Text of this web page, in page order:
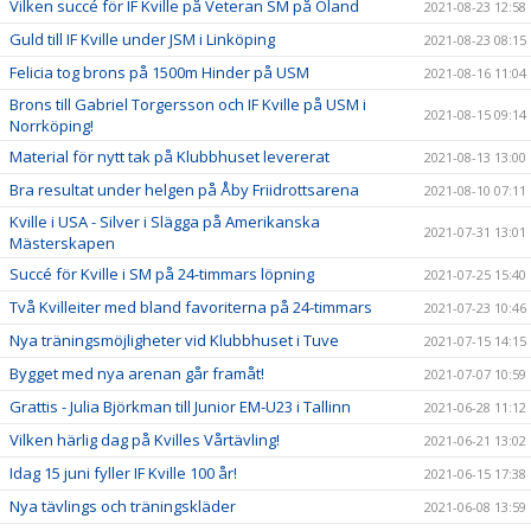
Vilken succé för IF Kville på Veteran SM på Öland 2021-08-23 12:58
Guld till IF Kville under JSM i Linköping 2021-08-23 08:15
Felicia tog brons på 1500m Hinder på USM 2021-08-16 11:04
Brons till Gabriel Torgersson och IF Kville på USM i
Norrköping!
2021-08-15 09:14
Material för nytt tak på Klubbhuset levererat 2021-08-13 13:00
Bra resultat under helgen på Åby Friidrottsarena 2021-08-10 07:11
Kville i USA - Silver i Slägga på Amerikanska
Mästerskapen
2021-07-31 13:01
Succé för Kville i SM på 24-timmars löpning 2021-07-25 15:40
Två Kvilleiter med bland favoriterna på 24-timmars 2021-07-23 10:46
Nya träningsmöjligheter vid Klubbhuset i Tuve 2021-07-15 14:15
Bygget med nya arenan går framåt! 2021-07-07 10:59
Grattis - Julia Björkman till Junior EM-U23 i Tallinn 2021-06-28 11:12
Vilken härlig dag på Kvilles Vårtävling! 2021-06-21 13:02
Idag 15 juni fyller IF Kville 100 år! 2021-06-15 17:38
Nya tävlings och träningskläder 2021-06-08 13:59